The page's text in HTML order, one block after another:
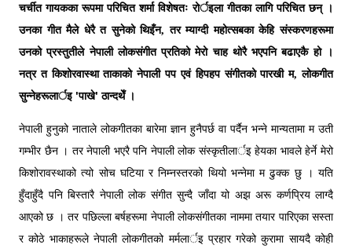
चर्चीत गायकका रूपमा परिचित शर्मा विशेषतः रोर्इला गीतका लागि परिचित छन् ।
उनका गीत मैले धेरै त सुनेको थिइँन, तर म्याग्दी महोत्सबका केहि संस्करणहरूमा
उनको प्रस्तुतीले नेपाली लोकसंगीत प्रतिको मेरो चाह थोरै भएपनि बढाएकै हो ।
नत्र त किशोरवास्था ताकाको नेपाली पप एवं हिपहप संगीतको पारखी म, लोकगीत
सुन्नेहरूलार्इ 'पाखे' ठान्दथेँ ।
नेपाली हुनुको नाताले लोकगीतका बारेमा ज्ञान हुनैपर्छ वा पर्दैन भन्ने मान्यतामा म उती
गम्भीर छैन । तर नेपाली भएरै पनि नेपाली लोक संस्कृतीलार्इ हेयका भावले हेर्ने मेरो
किशोरावस्थाको त्यो सोच घटिया र निम्नस्तरको थियो भन्नेमा म ढुक्क छु । यति
हुँदाहुँदै पनि बिस्तारै नेपाली लोक संगीत सुन्दै जाँदा यो अझ अरू कर्णप्रिय लाग्दै
आएको छ । तर पछिल्ला बर्षहरूमा नेपाली लोकसंगीतका नाममा तयार पारिएका सस्ता
र कोठे भाकाहरूले नेपाली लोकगीतको मर्मलार्इ प्रहार गरेको कुरामा सायदै कोही